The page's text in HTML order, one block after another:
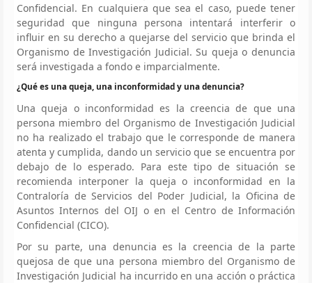
Confidencial. En cualquiera que sea el caso, puede tener
seguridad que ninguna persona intentará interferir o
influir en su derecho a quejarse del servicio que brinda el
Organismo de Investigación Judicial. Su queja o denuncia
será investigada a fondo e imparcialmente.
¿Qué es una queja, una inconformidad y una denuncia?
Una queja o inconformidad es la creencia de que una
persona miembro del Organismo de Investigación Judicial
no ha realizado el trabajo que le corresponde de manera
atenta y cumplida, dando un servicio que se encuentra por
debajo de lo esperado. Para este tipo de situación se
recomienda interponer la queja o inconformidad en la
Contraloría de Servicios del Poder Judicial, la Oficina de
Asuntos Internos del OIJ o en el Centro de Información
Confidencial (CICO).
Por su parte, una denuncia es la creencia de la parte
quejosa de que una persona miembro del Organismo de
Investigación Judicial ha incurrido en una acción o práctica